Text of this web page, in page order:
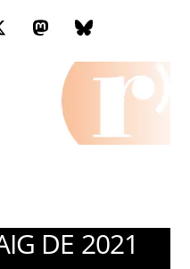
MastodonBluesky
Menu
DE 2021